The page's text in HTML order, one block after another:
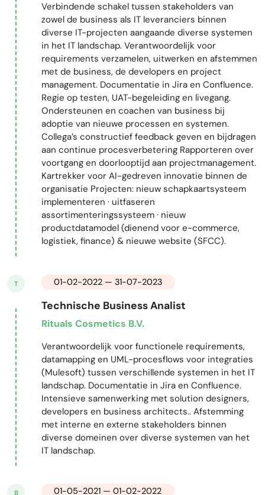
Verbindende schakel tussen stakeholders van
zowel de business als IT leveranciers binnen
diverse IT-projecten aangaande diverse systemen
in het IT landschap. Verantwoordelijk voor
requirements verzamelen, uitwerken en afstemmen
met de business, de developers en project
management. Documentatie in Jira en Confluence.
Regie op testen, UAT-begeleiding en livegang.
Ondersteunen en coachen van business bij
adoptie van nieuwe processen en systemen.
Collega’s constructief feedback geven en bijdragen
aan continue procesverbetering Rapporteren over
voortgang en doorlooptijd aan projectmanagement.
Kartrekker voor AI-gedreven innovatie binnen de
organisatie Projecten: nieuw schapkaartsysteem
implementeren · uitfaseren
assortimenteringssysteem · nieuw
productdatamodel (dienend voor e-commerce,
logistiek, finance) & nieuwe website (SFCC).
T 01-02-2022 — 31-07-2023
Technische Business Analist
Rituals Cosmetics B.V.
Verantwoordelijk voor functionele requirements,
datamapping en UML-procesflows voor integraties
(Mulesoft) tussen verschillende systemen in het IT
landschap. Documentatie in Jira en Confluence.
Intensieve samenwerking met solution designers,
developers en business architects.. Afstemming
met interne en externe stakeholders binnen
diverse domeinen over diverse systemen van het
IT landschap.
B 01-05-2021 — 01-02-2022